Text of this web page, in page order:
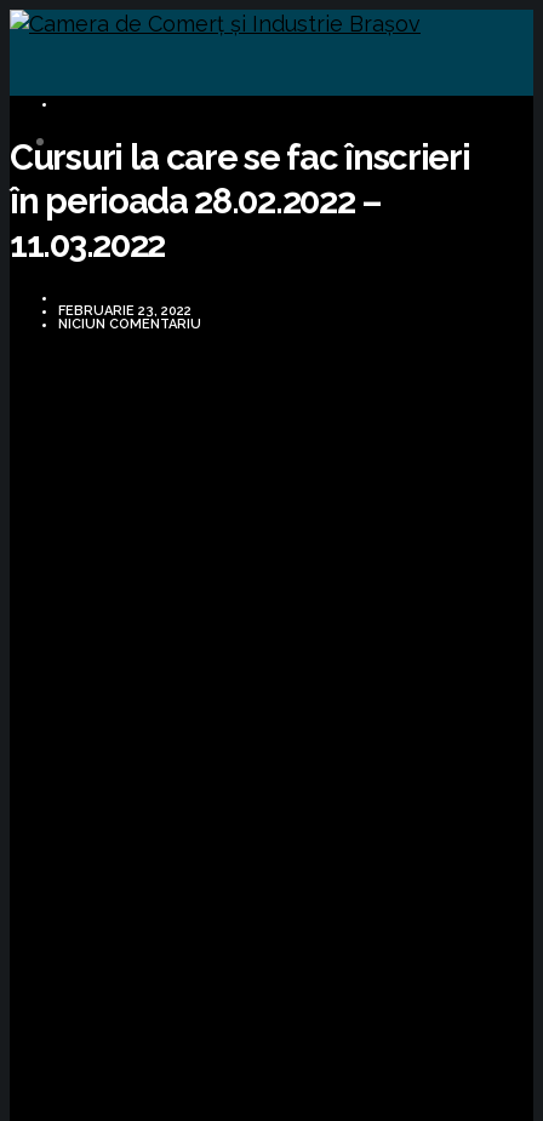
Cursuri la care se fac înscrieri
în perioada 28.02.2022 –
11.03.2022
FEBRUARIE 23, 2022
NICIUN COMENTARIU